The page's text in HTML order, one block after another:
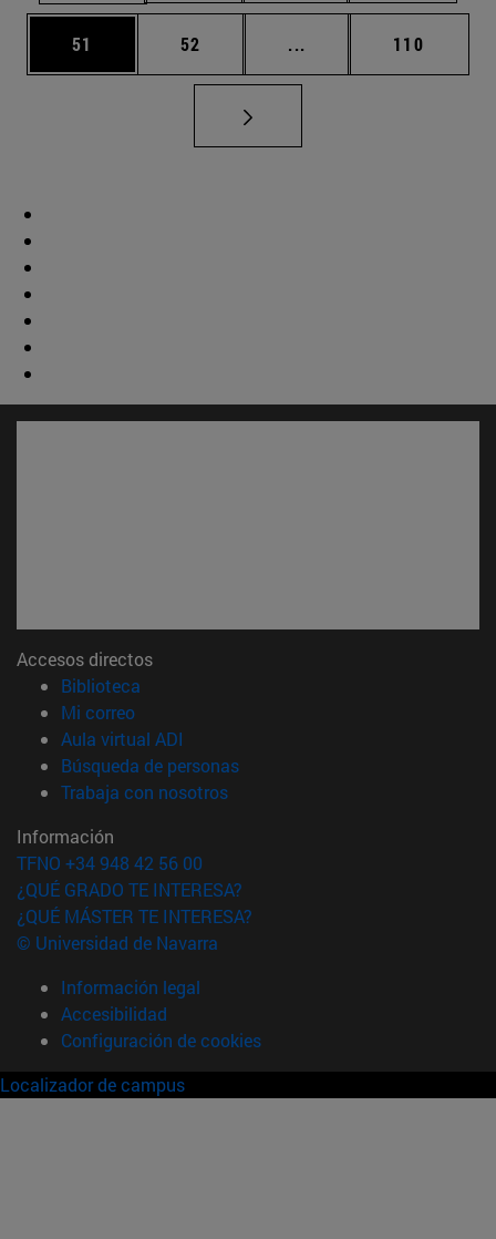
Página
51 Página
52 ... Páginas intermedias
Página
110
Accesos directos
Biblioteca
Mi correo(abre en nueva ventana)
Aula virtual ADI
Búsqueda de personas(abre en nueva ventana)
Trabaja con nosotros(abre en nueva ventana)
Información
TFNO +34 948 42 56 00
¿QUÉ GRADO TE INTERESA?
¿QUÉ MÁSTER TE INTERESA?
© Universidad de Navarra
Información legal
Accesibilidad
Configuración de cookies
Localizador de campus